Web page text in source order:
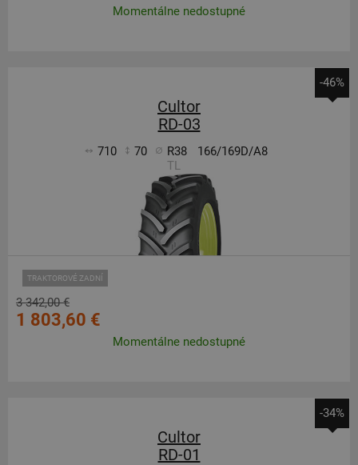
Momentálne nedostupné
-46%
Cultor
RD-03
710 70 R38
166/169D/A8
TL
TRAKTOROVÉ ZADNÍ
3 342,00 €
1 803,60 €
Momentálne nedostupné
-34%
Cultor
RD-01